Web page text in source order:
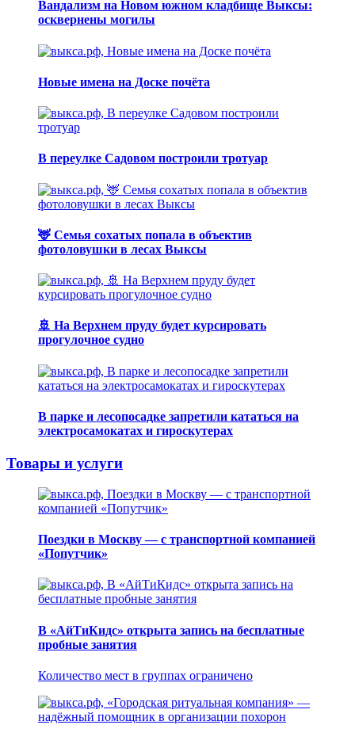
Вандализм на Новом южном кладбище Выксы:
осквернены могилы
Новые имена на Доске почёта
В переулке Садовом построили тротуар
🦌 Семья сохатых попала в объектив
фотоловушки в лесах Выксы
🚢 На Верхнем пруду будет курсировать
прогулочное судно
В парке и лесопосадке запретили кататься на
электросамокатах и гироскутерах
Товары и услуги
Поездки в Москву — с транспортной компанией
«Попутчик»
В «АйТиКидс» открыта запись на бесплатные
пробные занятия
Количество мест в группах ограничено